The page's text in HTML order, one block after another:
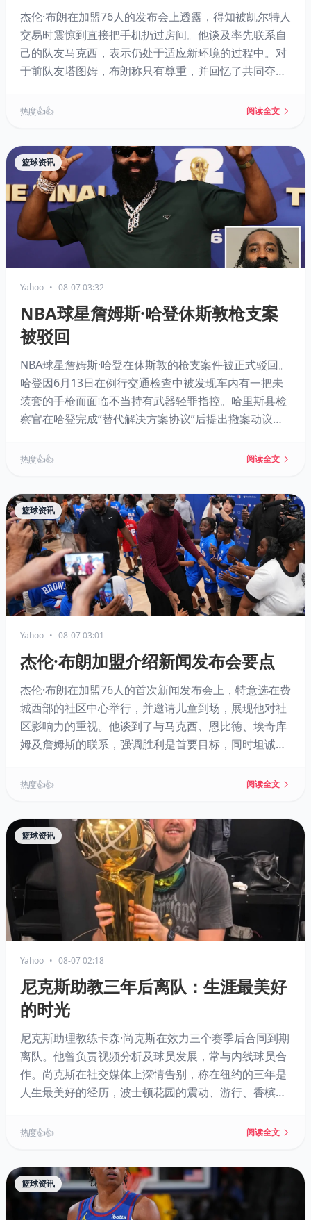
杰伦·布朗在加盟76人的发布会上透露，得知被凯尔特人
交易时震惊到直接把手机扔过房间。他谈及率先联系自
己的队友马克西，表示仍处于适应新环境的过程中。对
于前队友塔图姆，布朗称只有尊重，并回忆了共同夺冠
向互相尊重，常聊足球。
热度 👍👍 阅读全文
篮球资讯
Yahoo • 08-07 03:32
NBA球星詹姆斯·哈登休斯敦枪支案
被驳回
NBA球星詹姆斯·哈登在休斯敦的枪支案件被正式驳回。
哈登因6月13日在例行交通检查中被发现车内有一把未
装套的手枪而面临不当持有武器轻罪指控。哈里斯县检
察官在哈登完成“替代解决方案协议”后提出撤案动议，
开回应。此案不会影响其即将到来的NBA赛季。
热度 👍👍 阅读全文
篮球资讯
Yahoo • 08-07 03:01
杰伦·布朗加盟介绍新闻发布会要点
杰伦·布朗在加盟76人的首次新闻发布会上，特意选在费
城西部的社区中心举行，并邀请儿童到场，展现他对社
区影响力的重视。他谈到了与马克西、恩比德、埃奇库
姆及詹姆斯的联系，强调胜利是首要目标，同时坦诚球
及与塔图姆的失联，暗示交易带来了额外动力。
热度 👍👍 阅读全文
篮球资讯
Yahoo • 08-07 02:18
尼克斯助教三年后离队：生涯最美好
的时光
尼克斯助理教练卡森·尚克斯在效力三个赛季后合同到期
离队。他曾负责视频分析及球员发展，常与内线球员合
作。尚克斯在社交媒体上深情告别，称在纽约的三年是
人生最美好的经历，波士顿花园的震动、游行、香槟与
的核心助教团队预计留任。
热度 👍👍 阅读全文
篮球资讯